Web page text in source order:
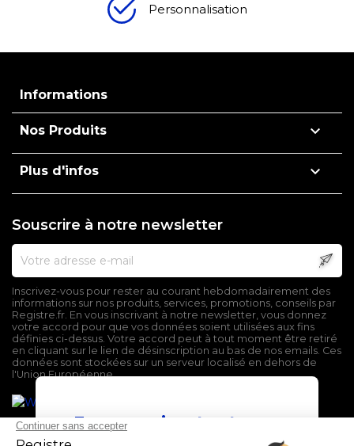
Personnalisation
Informations
Nos Produits 
Plus d'infos 
Souscrire à notre newsletter
Inscrivez-vous pour rester au courant hebdomadairement des
informations sur nos produits, services, promotions, conseils par
Registre.fr. En vous inscrivant à notre newsletter, vous donnez
votre accord pour que vos données soient utilisées aux fins
définies ci-dessus. Votre accord peut à tout moment être retiré
en cliquant sur le lien de désinscription au bas de nos emails. Ces
données sont stockées sur un serveur localisé en dehors de
l'Union Européenne.
En poursuivant votre
navigation sur ce site,